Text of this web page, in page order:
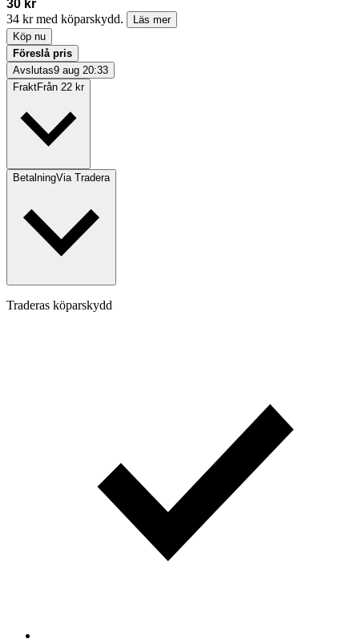
30 kr
34 kr med köparskydd.
Läs mer
Köp nu
Föreslå pris
Avslutas9 aug 20:33
FraktFrån 22 kr
BetalningVia Tradera
Traderas köparskydd